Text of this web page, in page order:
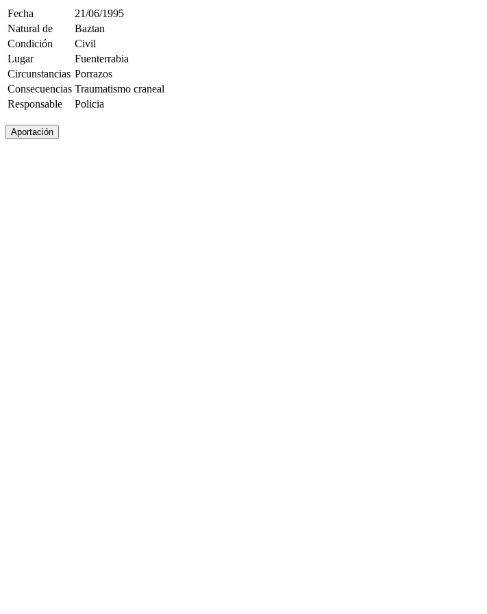
Fecha
21/06/1995
Natural de
Baztan
Condición
Civil
Lugar
Fuenterrabia
Circunstancias Porrazos
Consecuencias Traumatismo craneal
Responsable
Policia